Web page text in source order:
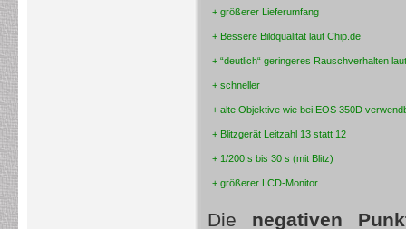
+ größerer Lieferumfang
+ Bessere Bildqualität laut Chip.de
+ “deutlich“ geringeres Rauschverhalten
+ schneller
+ alte Objektive wie bei EOS 350D
+ Blitzgerät Leitzahl 13 statt 12
+ 1/200 s bis 30 s (mit Blitz)
+ größerer LCD-Monitor
Die negativen